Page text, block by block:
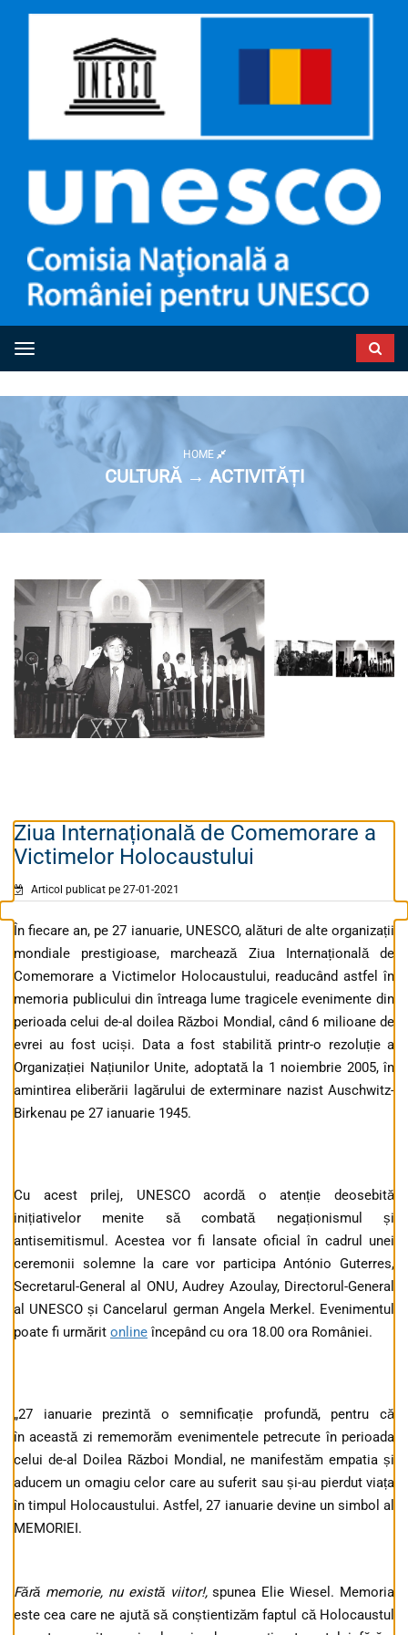
Toggle navigation
HOME
CULTURĂ → ACTIVITĂȚI
Ziua Internațională de Comemorare a
Victimelor Holocaustului
Articol publicat pe 27-01-2021
În fiecare an, pe 27 ianuarie, UNESCO, alături de alte organizații
mondiale prestigioase, marchează Ziua Internațională de
Comemorare a Victimelor Holocaustului, readucând astfel în
memoria publicului din întreaga lume tragicele evenimente din
perioada celui de-al doilea Război Mondial, când 6 milioane de
evrei au fost uciși. Data a fost stabilită printr-o rezoluție a
Organizației Națiunilor Unite, adoptată la 1 noiembrie 2005, în
amintirea eliberării lagărului de exterminare nazist Auschwitz-
Birkenau pe 27 ianuarie 1945.
Cu acest prilej, UNESCO acordă o atenție deosebită
inițiativelor menite să combată negaționismul și
antisemitismul. Acestea vor fi lansate oficial în cadrul unei
ceremonii solemne la care vor participa António Guterres,
Secretarul-General al ONU, Audrey Azoulay, Directorul-General
al UNESCO și Cancelarul german Angela Merkel. Evenimentul
poate fi urmărit onlineîncepând cu ora 18.00 ora României.
„27 ianuarie prezintă o semnificație profundă, pentru că
în această zi rememorăm evenimentele petrecute în perioada
celui de-al Doilea Război Mondial, ne manifestăm empatia și
aducem un omagiu celor care au suferit sau și-au pierdut viața
în timpul Holocaustului. Astfel, 27 ianuarie devine un simbol al
MEMORIEI.
Fără memorie, nu există viitor!,spunea Elie Wiesel. Memoria
este cea care ne ajută să conștientizăm faptul că Holocaustul